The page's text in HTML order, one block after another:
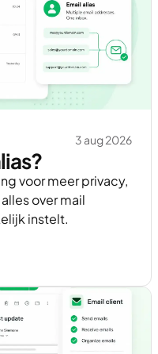
3 aug 2026
voor meer privacy,
over mail
instelt.